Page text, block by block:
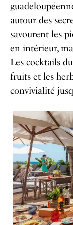
autour des
savourent les
en intérieur,
Les cocktails
fruits et les
convivialité